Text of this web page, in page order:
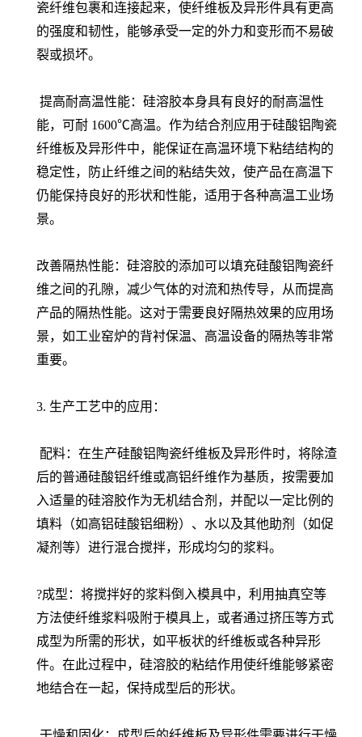
瓷纤维包裹和连接起来，使纤维板及异形件具有更高
的强度和韧性，能够承受一定的外力和变形而不易破
裂或损坏。
提高耐高温性能：硅溶胶本身具有良好的耐高温性
能，可耐 1600℃高温。作为结合剂应用于硅酸铝陶瓷
纤维板及异形件中，能保证在高温环境下粘结结构的
稳定性，防止纤维之间的粘结失效，使产品在高温下
仍能保持良好的形状和性能，适用于各种高温工业场
景。
改善隔热性能：硅溶胶的添加可以填充硅酸铝陶瓷纤
维之间的孔隙，减少气体的对流和热传导，从而提高
产品的隔热性能。这对于需要良好隔热效果的应用场
景，如工业窑炉的背衬保温、高温设备的隔热等非常
重要。
3. 生产工艺中的应用：
配料：在生产硅酸铝陶瓷纤维板及异形件时，将除渣
后的普通硅酸铝纤维或高铝纤维作为基质，按需要加
入适量的硅溶胶作为无机结合剂，并配以一定比例的
填料（如高铝硅酸铝细粉）、水以及其他助剂（如促
凝剂等）进行混合搅拌，形成均匀的浆料。
?成型：将搅拌好的浆料倒入模具中，利用抽真空等
方法使纤维浆料吸附于模具上，或者通过挤压等方式
成型为所需的形状，如平板状的纤维板或各种异形
件。在此过程中，硅溶胶的粘结作用使纤维能够紧密
地结合在一起，保持成型后的形状。